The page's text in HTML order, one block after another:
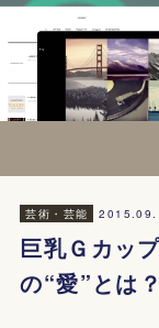
芸術・芸能
巨乳Ｇカッ
の“愛”とは